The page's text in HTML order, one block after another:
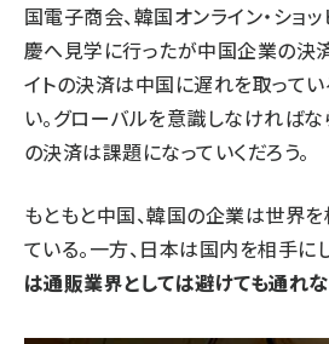
国電子商会、韓国オンライン・ショ
慶へ見学に行ったが中国企業の決
イトの決済は中国に遅れを取って
い。グローバルを意識しなければ
の決済は課題になっていくだろう。
もともと中国、韓国の企業は世界
ている。一方、日本は国内を相手に
は通販業界としては避けても通れ